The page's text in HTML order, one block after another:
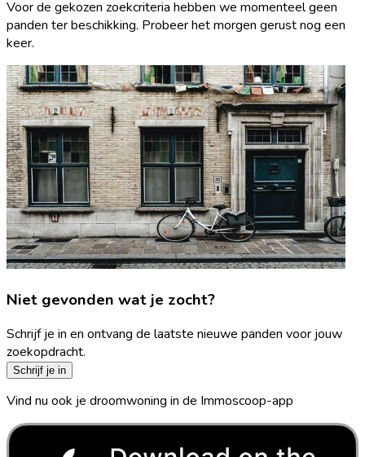
Voor de gekozen zoekcriteria hebben we momenteel geen
panden ter beschikking. Probeer het morgen gerust nog een
keer.
Niet gevonden wat je zocht?
Schrijf je in en ontvang de laatste nieuwe panden voor jouw
zoekopdracht.
Schrijf je in
Vind nu ook je droomwoning in de Immoscoop-app